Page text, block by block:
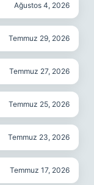
Ağustos 4, 2026
Temmuz 29, 2026
Temmuz 27, 2026
Temmuz 25, 2026
Temmuz 23, 2026
Temmuz 17, 2026